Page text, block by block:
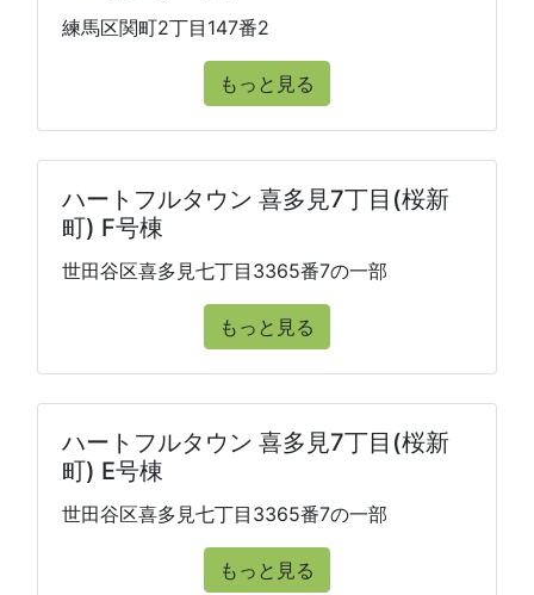
練馬区関町2丁目147番2
もっと見る
ハートフルタウン 喜多見7丁目(桜新
町) F号棟
世田谷区喜多見七丁目3365番7の一部
もっと見る
ハートフルタウン 喜多見7丁目(桜新
町) E号棟
世田谷区喜多見七丁目3365番7の一部
もっと見る